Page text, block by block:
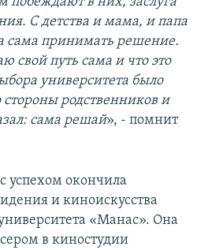
С детства и мама, и папа
сама принимать решение.
свой путь сама и что это
университета было
родственников и
сама решай»​, - помнит
успехом окончила
и киноискусства
«Манас». Она
в киностудии